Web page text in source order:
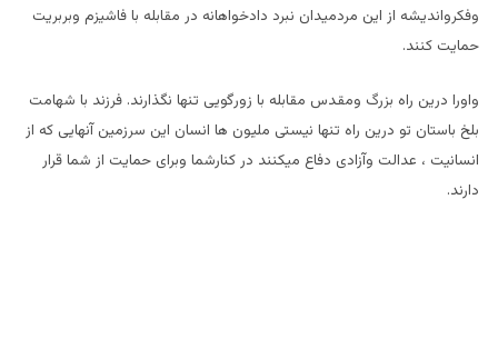
وفکرواندیشه از این مردمیدان نبرد دادخواهانه در مقابله با فاشیزم وبربریت
حمایت کنند.
واورا درین راه بزرگ ومقدس مقابله با زورگویی تنها نگذارند. فرزند با شهامت
بلخ باستان تو درین راه تنها نیستی ملیون ها انسان این سرزمین آنهایی که از
انسانیت ، عدالت وآزادی دفاع میکنند در کنارشما وبرای حمایت از شما قرار
دارند.